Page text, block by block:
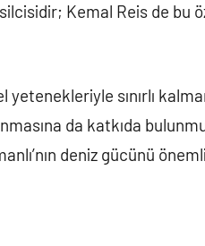
Kemal Reis de bu
yetenekleriyle sınırlı
da katkıda
deniz gücünü